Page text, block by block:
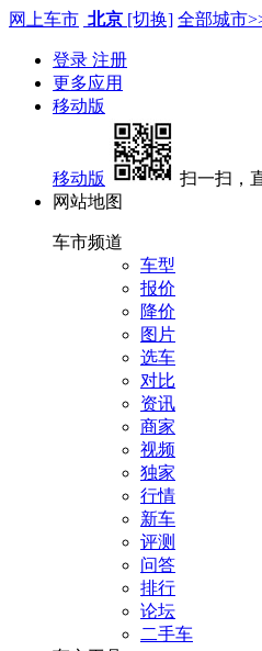
网上车市 北京 [切换] 全部城市
登录 注册
更多应用
移动版
移动版
扫一扫，
网站地图
车市频道
车型
报价
降价
图片
选车
对比
资讯
商家
视频
独家
行情
新车
评测
问答
排行
论坛
二手车